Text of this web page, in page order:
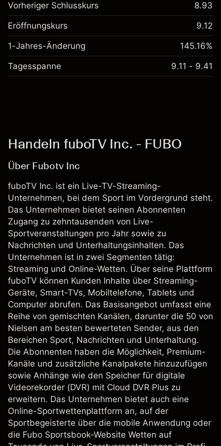
Vorheriger Schlusskurs 8.93
Eröffnungskurs 9.12
1-Jahres-Änderung 145.16%
Tagesspanne 9.11 - 9.41
Handeln fuboTV Inc. - FUBO
Über Fubotv Inc
fuboTV Inc. ist ein Live-TV-Streaming-
Unternehmen, bei dem Sport im Vordergrund steht.
Das Unternehmen bietet seinen Abonnenten
Zugang zu zehntausenden von Live-
Sportveranstaltungen pro Jahr sowie zu
Nachrichten und Unterhaltungsinhalten. Das
Unternehmen ist in zwei Segmenten tätig:
Streaming und Online-Wetten. Über seine Plattform
fuboTV können Kunden Inhalte über Streaming-
Geräte, Smart-TVs, Mobiltelefone, Tablets und
Computer abrufen. Das Basisangebot umfasst eine
Reihe von gemischten Kanälen, darunter die 50 von
Nielsen am besten bewerteten Sender, aus den
Bereichen Sport, Nachrichten und Unterhaltung.
Die Abonnenten haben die Möglichkeit, Premium-
Kanäle und zusätzliche Kanalpakete hinzuzufügen
sowie Anhänge wie den Speicher für digitale
Videorekorder (DVR) mit Cloud DVR Plus zu
erweitern. Das Unternehmen bietet auch eine
Online-Sportwettenplattform an, auf der
Sportbegeisterte über die mobile Anwendung oder
die Fubo Sportsbook-Website Wetten auf